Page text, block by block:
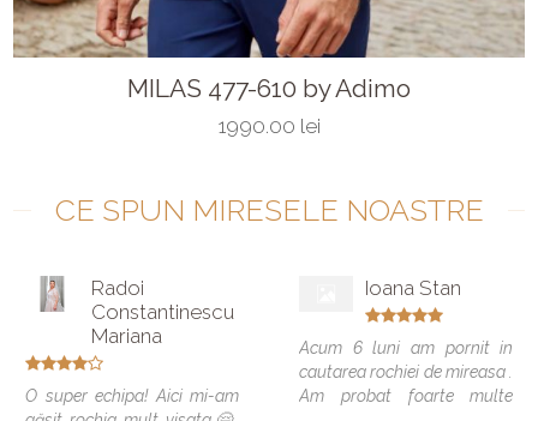
MILAS 477-610 by Adimo
1990.00 lei
CE SPUN MIRESELE NOASTRE
Radoi
Constantinescu
Mariana
O super echipa! Aici mi-am
Ioana Stan
Acum 6 luni am pornit in
cautarea rochiei de mireasa .
Am probat foarte multe